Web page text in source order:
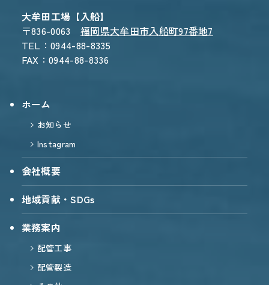
WEBからのお問い合わせ
CONTACT FORM
24時間受付 - 3営業日以内にご返信
大牟田工場【入船】
〒836-0063福岡県大牟田市入船町97番地7
TEL：0944-88-8335
FAX：0944-88-8336
ホーム
お知らせ
Instagram
会社概要
地域貢献・SDGs
業務案内
配管工事
配管製造